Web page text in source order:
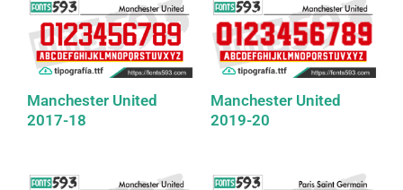
Manchester United
2017-18
Manchester United
2019-20